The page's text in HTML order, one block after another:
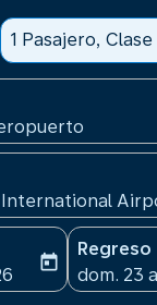
1 Pasajero,
date-aria-
today
Regreso
fc-
dom. 23